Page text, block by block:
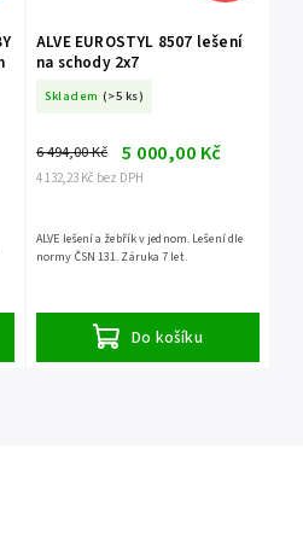
ALVE EUROSTYL 8507 lešení
na schody 2x7
Skladem (>5 ks)
4 132,23 Kč bez DPH
6 494,00 Kč 5 000,00 Kč
Do košíku
ALVE lešení a žebřík v jednom. Lešení dle
normy ČSN 131. Záruka 7 let.